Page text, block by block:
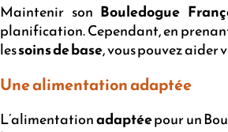
Maintenir son Bouledogue
planification. Cependant, en
lessoins de base, vous pouvez aider
Une alimentation adaptée
L’alimentationadaptéepour un